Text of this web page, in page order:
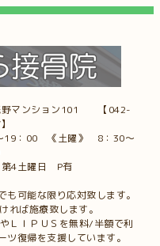
野マンション101 【042-
19：00 《土曜》 8：30～
4土曜日 P有
可能な限り応対致します。
ば施療致します。
ＬＩＰＵＳを無料/半額で利
復帰を支援しています。